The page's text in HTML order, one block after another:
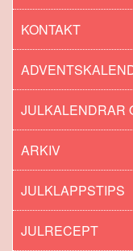
KONTAKT
JULKALENDRAR
ARKIV
JULKLAPPSTIPS
JULRECEPT